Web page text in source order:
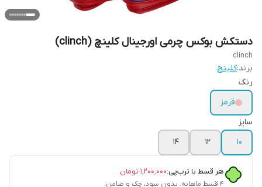
دستکش بوکس چرمی اورجینال کلینچ (clinch)
clinch
برند:کلینچ
رنگ
قرمز
سایز
10
12 ۱۴
هر قسط با ترب‌پی:۱٬۲۰۰٬۰۰۰ تومان
۴ قسط ماهانه. بدون سود، چک و ضامن.